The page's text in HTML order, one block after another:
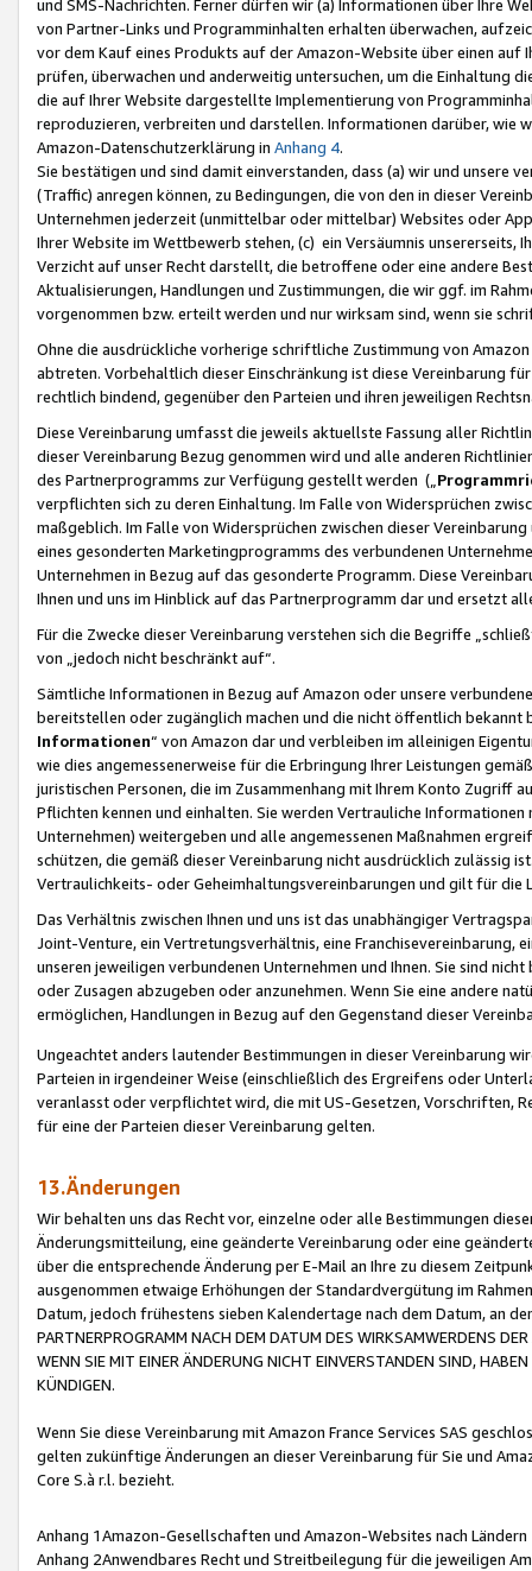
und SMS-Nachrichten. Ferner dürfen wir (a) Informationen über Ihre
von Partner-Links und Programminhalten erhalten überwachen,
vor dem Kauf eines Produkts auf der Amazon-Website über einen
prüfen, überwachen und anderweitig untersuchen, um die Einhaltung
die auf Ihrer Website dargestellte Implementierung von
reproduzieren, verbreiten und darstellen. Informationen darüber, wie
Amazon-Datenschutzerklärung in Anhang 4.
Sie bestätigen und sind damit einverstanden, dass (a) wir und
(Traffic) anregen können, zu Bedingungen, die von den in dieser
Unternehmen jederzeit (unmittelbar oder mittelbar) Websites oder
Ihrer Website im Wettbewerb stehen, (c) ein Versäumnis unsererseits,
Verzicht auf unser Recht darstellt, die betroffene oder eine andere
Aktualisierungen, Handlungen und Zustimmungen, die wir ggf. im
vorgenommen bzw. erteilt werden und nur wirksam sind, wenn sie
Ohne die ausdrückliche vorherige schriftliche Zustimmung von
abtreten. Vorbehaltlich dieser Einschränkung ist diese Vereinbarung
rechtlich bindend, gegenüber den Parteien und ihren jeweiligen
Diese Vereinbarung umfasst die jeweils aktuellste Fassung aller
dieser Vereinbarung Bezug genommen wird und alle anderen
des Partnerprogramms zur Verfügung gestellt werden („
verpflichten sich zu deren Einhaltung. Im Falle von Widersprüchen
maßgeblich. Im Falle von Widersprüchen zwischen dieser
eines gesonderten Marketingprogramms des verbundenen
Unternehmen in Bezug auf das gesonderte Programm. Diese
Ihnen und uns im Hinblick auf das Partnerprogramm dar und ersetzt
Für die Zwecke dieser Vereinbarung verstehen sich die Begriffe
von „jedoch nicht beschränkt auf“.
Sämtliche Informationen in Bezug auf Amazon oder unsere
bereitstellen oder zugänglich machen und die nicht öffentlich
Informationen“ von Amazon dar und verbleiben im alleinigen
wie dies angemessenerweise für die Erbringung Ihrer Leistungen
juristischen Personen, die im Zusammenhang mit Ihrem Konto
Pflichten kennen und einhalten. Sie werden Vertrauliche
Unternehmen) weitergeben und alle angemessenen Maßnahmen
schützen, die gemäß dieser Vereinbarung nicht ausdrücklich zulässig
Vertraulichkeits- oder Geheimhaltungsvereinbarungen und gilt für die
Das Verhältnis zwischen Ihnen und uns ist das unabhängiger
Joint-Venture, ein Vertretungsverhältnis, eine Franchisevereinbarung,
unseren jeweiligen verbundenen Unternehmen und Ihnen. Sie sind
oder Zusagen abzugeben oder anzunehmen. Wenn Sie eine andere
ermöglichen, Handlungen in Bezug auf den Gegenstand dieser
Ungeachtet anders lautender Bestimmungen in dieser Vereinbarung
Parteien in irgendeiner Weise (einschließlich des Ergreifens oder
veranlasst oder verpflichtet wird, die mit US-Gesetzen, Vorschriften,
für eine der Parteien dieser Vereinbarung gelten.
13.Änderungen
Wir behalten uns das Recht vor, einzelne oder alle Bestimmungen
Änderungsmitteilung, eine geänderte Vereinbarung oder eine
über die entsprechende Änderung per E-Mail an Ihre zu diesem
ausgenommen etwaige Erhöhungen der Standardvergütung im
Datum, jedoch frühestens sieben Kalendertage nach dem Datum, an
PARTNERPROGRAMM NACH DEM DATUM DES WIRKSAMWERDENS
WENN SIE MIT EINER ÄNDERUNG NICHT EINVERSTANDEN SIND,
KÜNDIGEN.
Wenn Sie diese Vereinbarung mit Amazon France Services SAS
gelten zukünftige Änderungen an dieser Vereinbarung für Sie und
Core S.à r.l. bezieht.
Anhang 1Amazon-Gesellschaften und Amazon-Websites nach Ländern
Anhang 2Anwendbares Recht und Streitbeilegung für die jeweiligen